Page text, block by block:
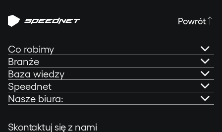
Powrót
Co robimy
AI Governance
Doradztwo technologiczne
Branże
Bankowość online
Baza wiedzy
Portfolio
Speednet
Nasze biura:
Speednet Sp. z o.o.
Skontaktuj się z nami